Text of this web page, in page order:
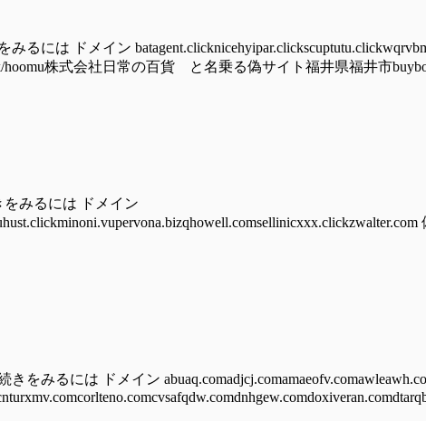
には ドメイン
hoomu株式会社日常の百貨 と名乗る偽サイト福井県福井市
みるには ドメイン
みるには ドメイン